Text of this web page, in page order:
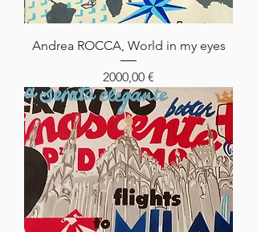
Andrea ROCCA, World in my eyes
Prezzo
2000,00 €